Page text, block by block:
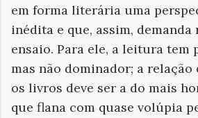
em forma literária uma
inédita e que, assim, demanda
ensaio. Para ele, a leitura tem
mas não dominador; a
os livros deve ser a do mais
que flana com quase volúpia